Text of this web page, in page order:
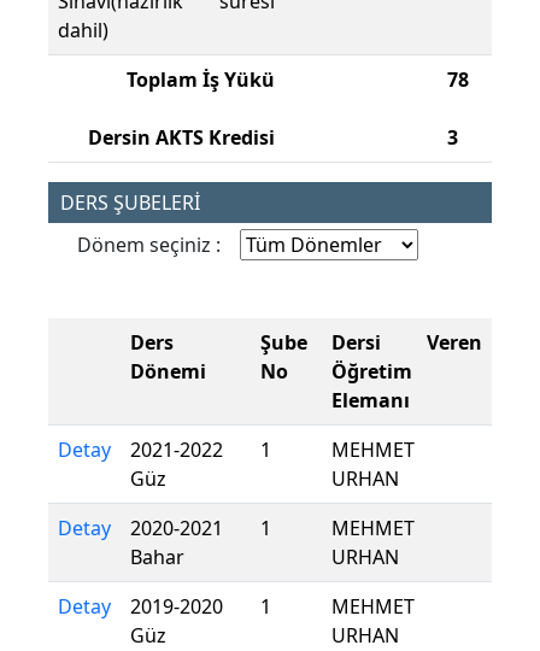
dahil)
Toplam İş Yükü
Dersin AKTS Kredisi
78
3
DERS ŞUBELERİ
Dönem seçiniz :
Ders
Dönemi
Şube
No
Dersi Veren
Öğretim
Elemanı
Detay
2021-2022
Güz
1
MEHMET
URHAN
Detay
2020-2021
Bahar
1
MEHMET
URHAN
Detay
2019-2020
Güz
1
MEHMET
URHAN